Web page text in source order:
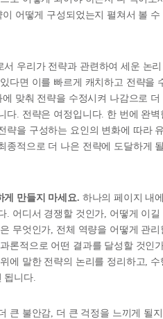
어떻게 구성되었는지 펼쳐서 볼 수
우리가 전략과 관련하여 세운 논리
다면 이를 빠르게 캐치하고 전략을
맞춰 전략을 수정시켜 나감으로 더
다. 전략은 여정입니다. 한 번에 완벽
략을 구성하는 요인의 변화에 따라
종적으로 더 나은 전략에 도달하게
게 만들지 마세요. 하나의 페이지 내
. 어디서 경쟁할 것인가, 어떻게 이길
무엇인가, 전체 역량을 어떻게 관리
론적으로 어떤 결과를 달성할 것인
에 말한 전략의 논리를 정리하고, 수
됩니다.
큰 불안감, 더 큰 걱정을 느끼게 될지